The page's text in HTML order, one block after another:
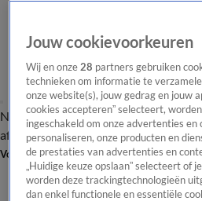
Nieuws van de DagOpinie van de
afleveringVideo's Nieuws van de
Volg Nieuws van de Dag
Jouw cookievoorkeuren
Wij en onze28 partners gebruiken
technieken om informatie te
onze website(s), jouw gedrag en jouw
cookies accepteren” selecteert,
ingeschakeld om onze advertenties
personaliseren, onze producten en
de prestaties van advertenties en
„Huidige keuze opslaan” selecteert of
worden deze trackingtechnologieën
dan enkel functionele en essentiële